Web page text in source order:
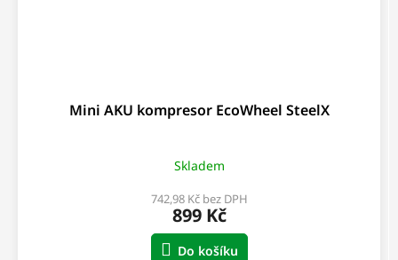
Mini AKU kompresor EcoWheel SteelX
Skladem
742,98 Kč bez DPH
899 Kč
Do košíku